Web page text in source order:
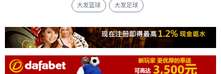
大发篮球 大发足球